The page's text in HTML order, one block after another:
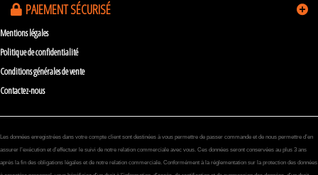
PAIEMENT SÉCURISÉ
Mentions légales
Politique de confidentialité
Conditions générales de vente
Contactez-nous
Les données enregistrées dans votre compte client sont destinées à vous permettre de passer commande et de nous permettre d’en
assurer l’exécution et d’effectuer le suivi de notre relation commerciale avec vous. Ces données seront conservées au plus 3 ans
après la fin des obligations légales et de notre relation commerciale. Conformément à la réglementation sur la protection des données